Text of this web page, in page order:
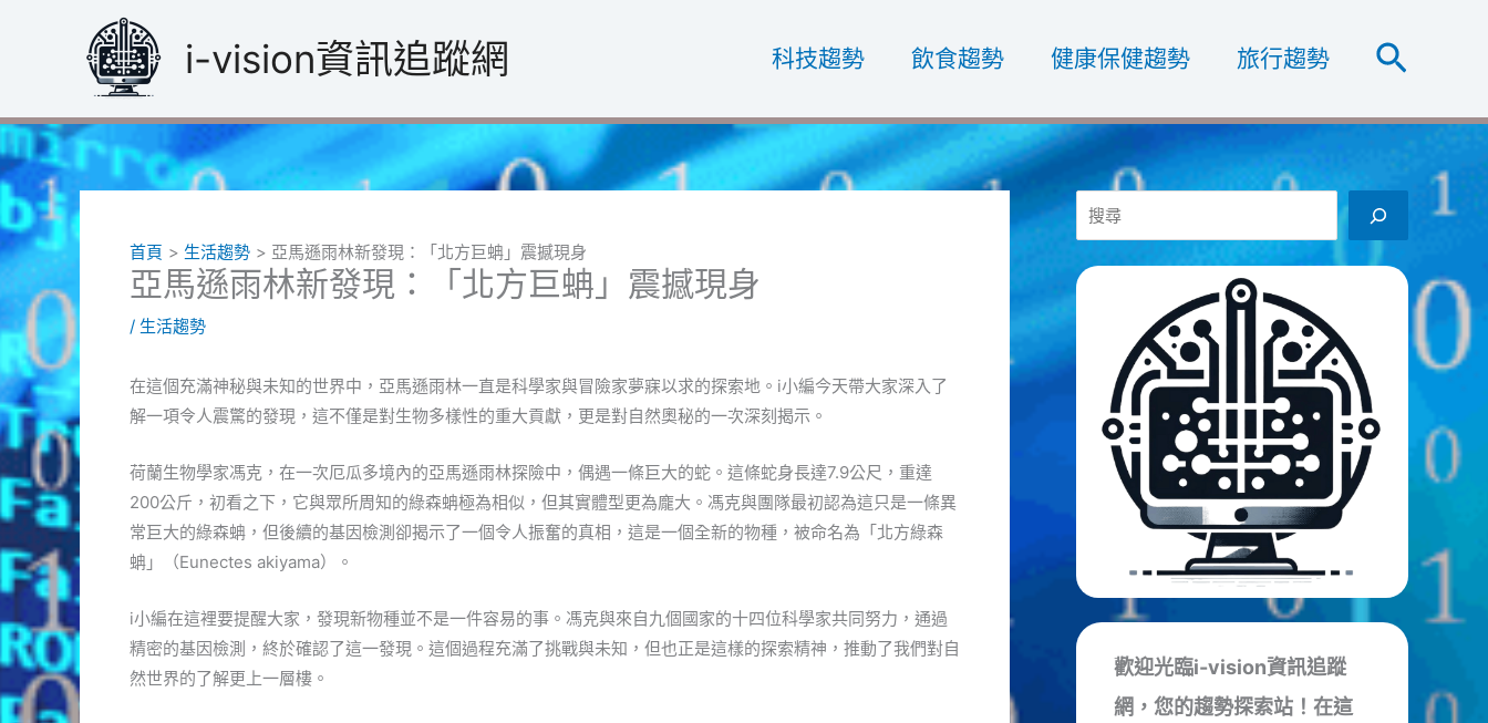
內
容
i-vision資訊追蹤網 科技趨勢 飲食趨勢 健康保健趨勢 旅行趨勢
搜
尋
首頁 生活趨勢 亞馬遜雨林新發現：「北方巨蚺」震撼現身
亞馬遜雨林新發現：「北方巨蚺」震撼現身
/ 生活趨勢
在這個充滿神秘與未知的世界中，亞馬遜雨林一直是科學家與冒險家夢寐以求的探索地。i小編今天帶大家深入了
解一項令人震驚的發現，這不僅是對生物多樣性的重大貢獻，更是對自然奧秘的一次深刻揭示。
荷蘭生物學家馮克，在一次厄瓜多境內的亞馬遜雨林探險中，偶遇一條巨大的蛇。這條蛇身長達7.9公尺，重達
200公斤，初看之下，它與眾所周知的綠森蚺極為相似，但其實體型更為龐大。馮克與團隊最初認為這只是一條異
常巨大的綠森蚺，但後續的基因檢測卻揭示了一個令人振奮的真相，這是一個全新的物種，被命名為「北方綠森
蚺」（Eunectes akiyama）。
i小編在這裡要提醒大家，發現新物種並不是一件容易的事。馮克與來自九個國家的十四位科學家共同努力，通過
精密的基因檢測，終於確認了這一發現。這個過程充滿了挑戰與未知，但也正是這樣的探索精神，推動了我們對自
然世界的了解更上一層樓。
搜
尋
歡迎光臨i-vision資訊追蹤
網，您的趨勢探索站！在這